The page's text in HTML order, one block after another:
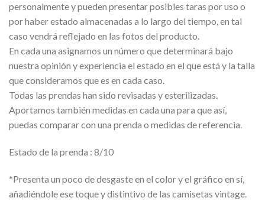
personalmente y pueden presentar posibles taras por uso o
por haber estado almacenadas a lo largo del tiempo, en tal
caso vendrá reflejado en las fotos del producto.
En cada una asignamos un número que determinará bajo
nuestra opinión y experiencia el estado en el que está y la talla
que consideramos que es en cada caso.
Todas las prendas han sido revisadas y esterilizadas.
Aportamos también medidas en cada una para que así,
puedas comparar con una prenda o medidas de referencia.
Estado de la prenda : 8/10
*Presenta un poco de desgaste en el color y el gráfico en sí,
añadiéndole ese toque y distintivo de las camisetas vintage.